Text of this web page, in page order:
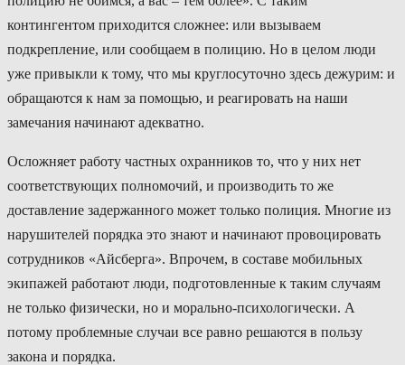
контингентом приходится сложнее: или вызываем
подкрепление, или сообщаем в полицию. Но в целом люди
уже привыкли к тому, что мы круглосуточно здесь дежурим: и
обращаются к нам за помощью, и реагировать на наши
замечания начинают адекватно.
Осложняет работу частных охранников то, что у них нет
соответствующих полномочий, и производить то же
доставление задержанного может только полиция. Многие из
нарушителей порядка это знают и начинают провоцировать
сотрудников «Айсберга». Впрочем, в составе мобильных
экипажей работают люди, подготовленные к таким случаям
не только физически, но и морально-психологически. А
потому проблемные случаи все равно решаются в пользу
закона и порядка.